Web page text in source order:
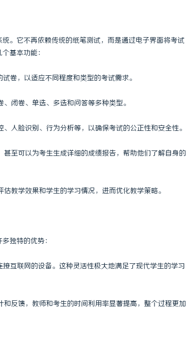
。它不再依赖传统的纸笔测试，而是通过电子界面将考试
基本功能：
卷，以适应不同程度和类型的考试需求。
闭卷、单选、多选和问答等多种类型。
人脸识别、行为分析等，以确保考试的公正性和安全性。
至可以为考生生成详细的成绩报告，帮助他们了解自身的
教学效果和学生的学习情况，进而优化教学策略。
独特的优势：
互联网的设备。这种灵活性极大地满足了现代学生的学习
反馈，教师和考生的时间利用率显著提高，整个过程更加